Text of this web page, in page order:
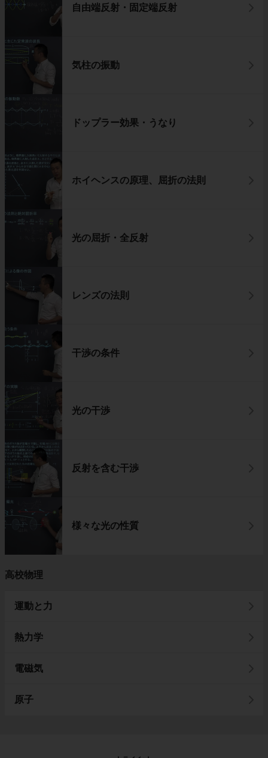
自由端反射・固定端反射
気柱の振動
ドップラー効果・うなり
ホイヘンスの原理、屈折の法則
光の屈折・全反射
レンズの法則
干渉の条件
光の干渉
反射を含む干渉
様々な光の性質
高校物理
運動と力
熱力学
電磁気
原子